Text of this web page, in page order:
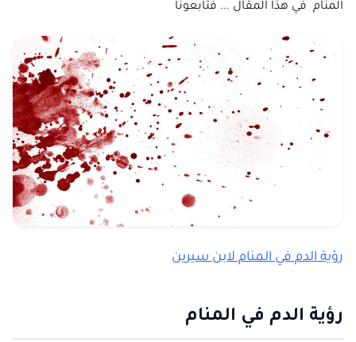
المنام في هذا المقال ... فتابعونا
رؤية الدم في المنام لابن سيرين
رؤية الدم في المنام